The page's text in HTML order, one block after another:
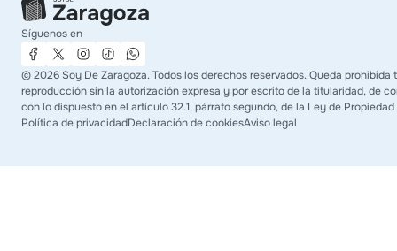
Síguenos en
©2026 Soy De Zaragoza. Todos los derechos reservados. Queda prohibida
reproducción sin la autorización expresa y por escrito de la titularidad, de
con lo dispuesto en el artículo 32.1, párrafo segundo, de la Ley de
Política de privacidadDeclaración de cookiesAviso legal